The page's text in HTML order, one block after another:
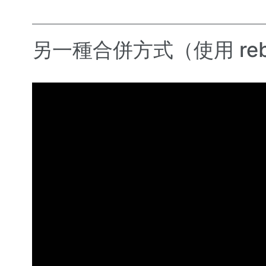
另一種合併方式（使用